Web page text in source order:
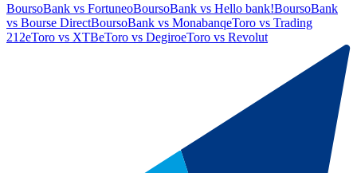
BoursoBank vs FortuneoBoursoBank vs Hello bank!BoursoBank
vs Bourse DirectBoursoBank vs MonabanqeToro vs Trading
212eToro vs XTBeToro vs DegiroeToro vs Revolut